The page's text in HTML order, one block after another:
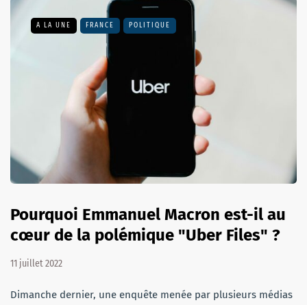
A LA UNE FRANCE POLITIQUE
Pourquoi Emmanuel Macron est-il au
cœur de la polémique "Uber Files" ?
11 juillet 2022
Dimanche dernier, une enquête menée par plusieurs médias